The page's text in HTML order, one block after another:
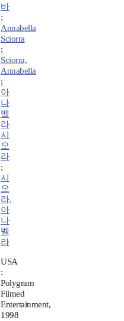
바
;
Annabella
Sciorra
;
Sciorra,
Annabella
;
아
나
벨
라
시
오
라
;
시
오
라,
아
나
벨
라
USA
:
Polygram
Filmed
Entertainment,
1998